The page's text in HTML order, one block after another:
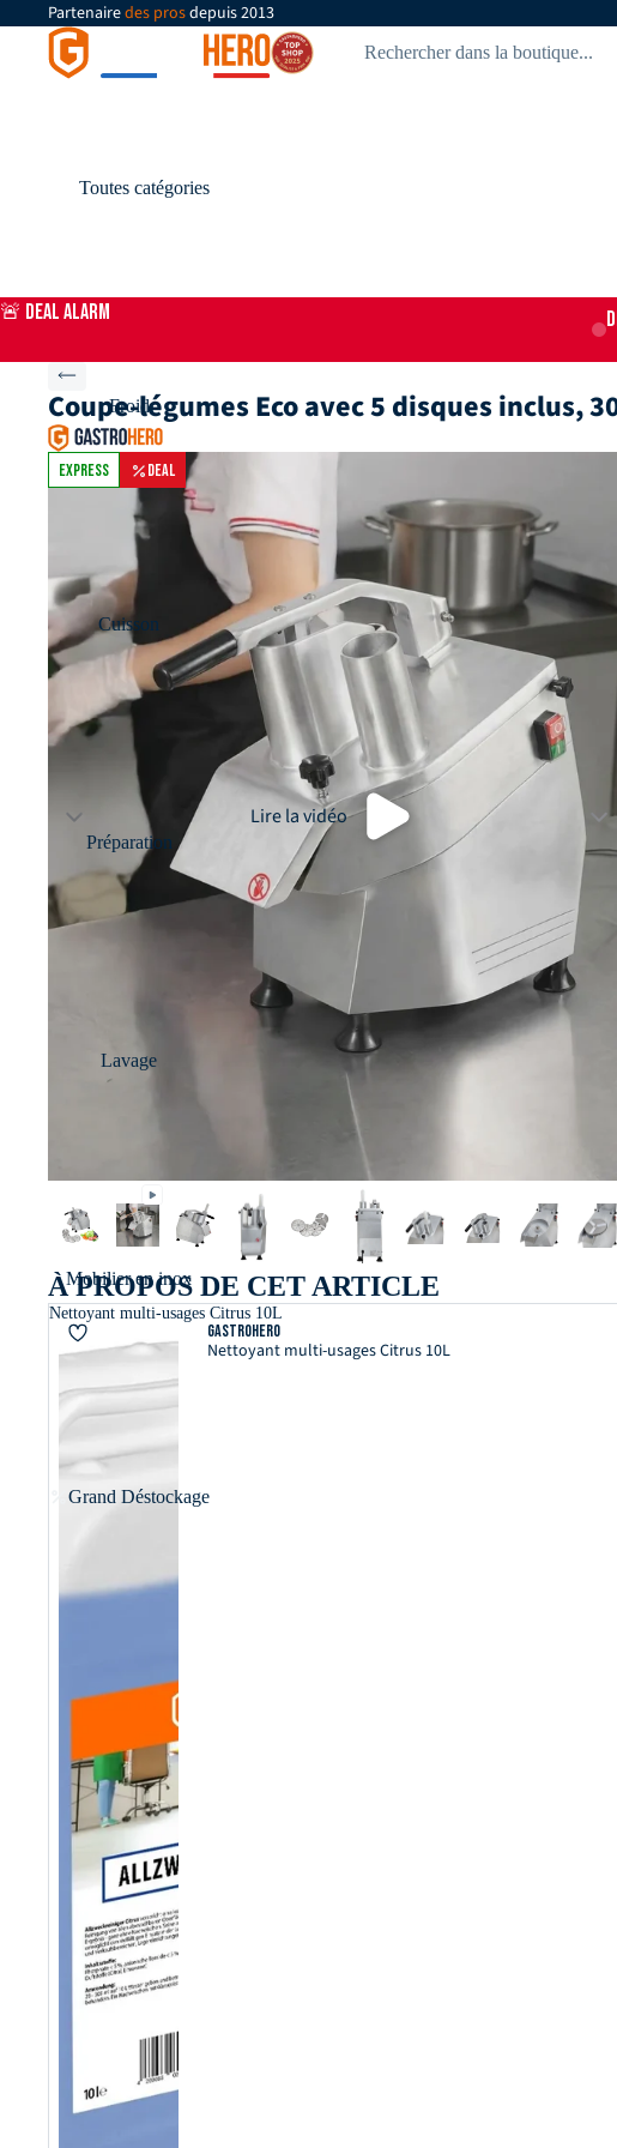
Partenairedes prosdepuis 2013
Toutes catégories
Froid
Cuisson
Préparation
Lavage
Mobilier en inox
Grand Déstockage
🚨 DEAL ALARM
Coupe-légumes Eco avec 5 disques inclus,
EXPRESS DEAL
Lire la vidéo
À PROPOS DE CET ARTICLE
Nettoyant multi-usages Citrus 10L
GastroHero
Nettoyant multi-usages Citrus 10L